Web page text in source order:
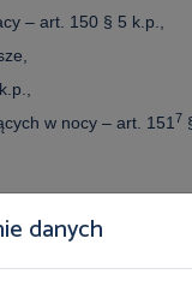
– art. 150 § 5 k.p.,
w nocy – art. 151 7
i higieny
danych